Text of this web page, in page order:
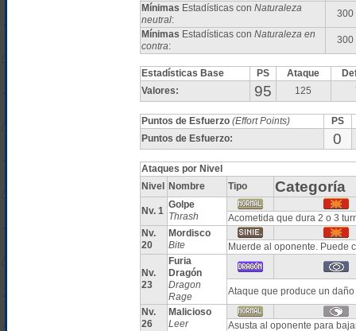
Mínimas Estadísticas con Naturaleza
neutral:
300
Mínimas Estadísticas con Naturaleza en
contra:
300
Estadísticas Base PS Ataque
Valores:
95 125
Puntos de Esfuerzo (Effort Points)
PS
Puntos de Esfuerzo:
0
Ataques por Nivel
Nivel
Nombre Tipo Categoría
Nv. 1
Golpe
Thrash
Acometida que dura 2 o 3
Nv.
20
Mordisco
Bite
Muerde al oponente. Puede
Nv.
23
Furia
Dragón
Dragon
Rage
Ataque que produce un daño
Nv.
26
Malicioso
Leer
Asusta al oponente para